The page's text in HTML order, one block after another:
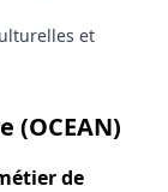
et
(OCEAN)
de